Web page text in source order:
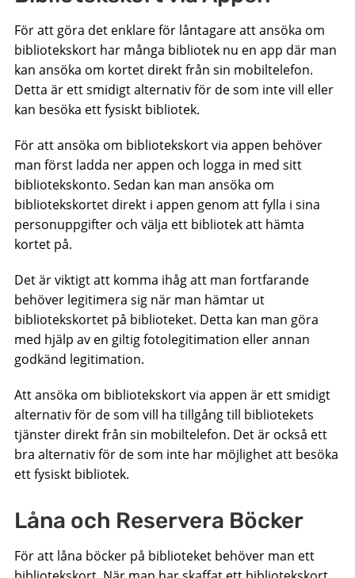
För att göra det enklare för låntagare att ansöka om
bibliotekskort har många bibliotek nu en app där man
kan ansöka om kortet direkt från sin mobiltelefon.
Detta är ett smidigt alternativ för de som inte vill eller
kan besöka ett fysiskt bibliotek.
För att ansöka om bibliotekskort via appen behöver
man först ladda ner appen och logga in med sitt
bibliotekskonto. Sedan kan man ansöka om
bibliotekskortet direkt i appen genom att fylla i sina
personuppgifter och välja ett bibliotek att hämta
kortet på.
Det är viktigt att komma ihåg att man fortfarande
behöver legitimera sig när man hämtar ut
bibliotekskortet på biblioteket. Detta kan man göra
med hjälp av en giltig fotolegitimation eller annan
godkänd legitimation.
Att ansöka om bibliotekskort via appen är ett smidigt
alternativ för de som vill ha tillgång till bibliotekets
tjänster direkt från sin mobiltelefon. Det är också ett
bra alternativ för de som inte har möjlighet att besöka
ett fysiskt bibliotek.
Låna och Reservera Böcker
För att låna böcker på biblioteket behöver man ett